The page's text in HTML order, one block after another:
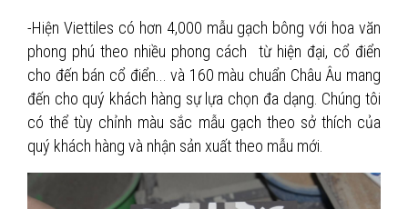
-Hiện Viettiles có hơn 4,000 mẫu gạch bông với hoa văn
phong phú theo nhiều phong cách từ hiện đại, cổ điển
cho đến bán cổ điển... và 160 màu chuẩn Châu Âu mang
đến cho quý khách hàng sự lựa chọn đa dạng. Chúng tôi
có thể tùy chỉnh màu sắc mẫu gạch theo sở thích của
quý khách hàng và nhận sản xuất theo mẫu mới.